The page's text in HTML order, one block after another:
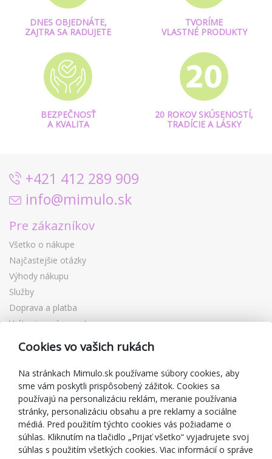
DNES OBJEDNÁTE,
ZAJTRA SA RADUJETE
TVORÍME
VLASTNÉ PRODUKTY
BEZPEČNOSŤ
A KVALITA
20 ROKOV SKÚSENOSTÍ,
TRADÍCIE A LÁSKY
+421 412 289 909
info@mimulo.sk
Pre zákazníkov
Všetko o nákupe
Najčastejšie otázky
Výhody nákupu
Služby
Doprava a platba
Vrátenie a výmena tovaru
Reklamácia
Darčekové poukážky
Zľavové kupóny
Blog
O predajcovi
Mimulo.sk
Obchodné podmienky
Cookies vo vašich rukách
Na stránkach Mimulo.sk používame súbory cookies, aby
sme vám poskytli prispôsobený zážitok. Cookies sa
používajú na personalizáciu reklám, meranie používania
stránky, personalizáciu obsahu a pre reklamy a sociálne
médiá. Pred použitím týchto cookies vás požiadame o
súhlas. Kliknutím na tlačidlo „Prijať všetko“ vyjadrujete svoj
súhlas s použitím všetkých cookies. Viac informácií o správe